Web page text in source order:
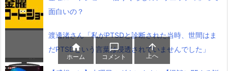
面白いの？
渡邊渚さん「私がPTSDと診断された当時、世間はま
だPTSDという言葉は浸透されていませんでした」

ホーム

コメント

上へ